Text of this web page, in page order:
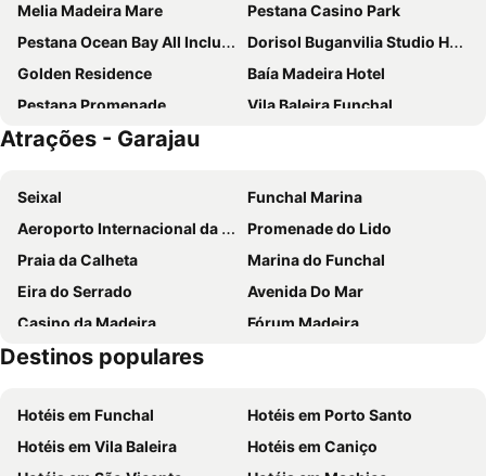
Melia Madeira Mare
Pestana Casino Park
Pestana Ocean Bay All Inclusive
Dorisol Buganvilia Studio Hotel
Golden Residence
Baía Madeira Hotel
Pestana Promenade
Vila Baleira Funchal
Pestana Carlton Madeira
Hotel Escola
Quinta da Penha de Franca
Hyatt Ziva Madeira
Pestana Grand
Hotel Orquidea
Hotel Madeira
Pestana Casino Studios
TUI BLUE Madeira Gardens
Hotel Orca Praia
The Views Oasis
Pestana CR7 Funchal
Pestana Village
Duas Torres
Turim Santa Maria Hotel
Enotel Santo da Serra
Atrações - Garajau
Seixal
Funchal Marina
Aeroporto Internacional da Madeira Cristiano Ronaldo
Promenade do Lido
Praia da Calheta
Marina do Funchal
Eira do Serrado
Avenida Do Mar
Casino da Madeira
Fórum Madeira
Sé Catedral do Funchal
Casas Típicas de Santana
Dos Reis Magos
Avenida Arriaga
Igreja de São Martinho
Destinos populares
Hotéis em Funchal
Hotéis em Porto Santo
Hotéis em Vila Baleira
Hotéis em Caniço